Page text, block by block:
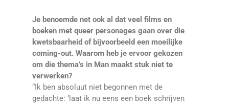
Je benoemde net ook al dat veel films en
boeken met queer personages gaan over die
kwetsbaarheid of bijvoorbeeld een moeilijke
coming-out. Waarom heb je ervoor gekozen
om die thema’s in Man maakt stuk niet te
verwerken?
“Ik ben absoluut niet begonnen met de
gedachte: ‘laat ik nu eens een boek schrijven